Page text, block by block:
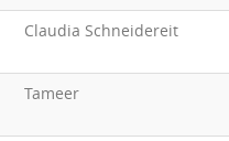
Claudia Schneidereit
Tameer